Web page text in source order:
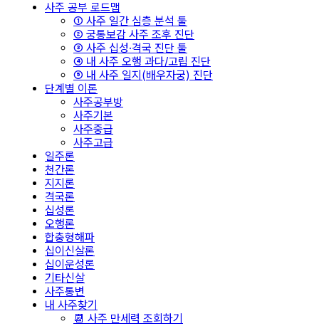
사주 공부 로드맵
① 사주 일간 심층 분석 툴
② 궁통보감 사주 조후 진단
③ 사주 십성·격국 진단 툴
④ 내 사주 오행 과다/고립 진단
⑤ 내 사주 일지(배우자궁) 진단
단계별 이론
사주공부방
사주기본
사주중급
사주고급
일주론
천간론
지지론
격국론
십성론
오행론
합충형해파
십이신살론
십이운성론
기타신살
사주통변
내 사주찾기
📆 사주 만세력 조회하기